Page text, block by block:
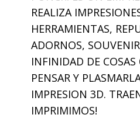
REALIZA
HERRAMIENTAS,
ADORNOS,
INFINIDAD DE COSAS
PENSAR Y
IMPRESION 3D.
IMPRIMIMOS!